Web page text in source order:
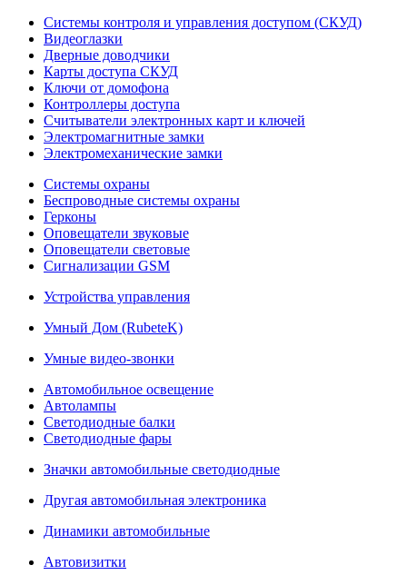
Системы контроля и управления доступом (СКУД)
Видеоглазки
Дверные доводчики
Карты доступа СКУД
Ключи от домофона
Контроллеры доступа
Считыватели электронных карт и ключей
Электромагнитные замки
Электромеханические замки
Системы охраны
Беспроводные системы охраны
Герконы
Оповещатели звуковые
Оповещатели световые
Сигнализации GSM
Устройства управления
Умный Дом (RubeteK)
Умные видео-звонки
Автомобильное освещение
Автолампы
Светодиодные балки
Светодиодные фары
Значки автомобильные светодиодные
Другая автомобильная электроника
Динамики автомобильные
Автовизитки